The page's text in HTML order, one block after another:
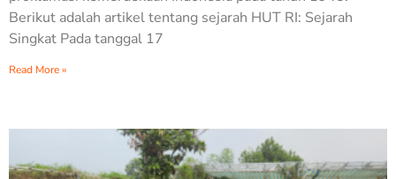
Berikut adalah artikel tentang sejarah HUT RI: Sejarah
Singkat Pada tanggal 17
Read More »